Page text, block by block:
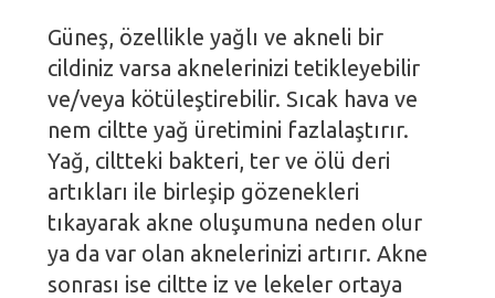
Güneş, özellikle yağlı ve akneli bir
cildiniz varsa aknelerinizi tetikleyebilir
ve/veya kötüleştirebilir. Sıcak hava ve
nem ciltte yağ üretimini fazlalaştırır.
Yağ, ciltteki bakteri, ter ve ölü deri
artıkları ile birleşip gözenekleri
tıkayarak akne oluşumuna neden olur
ya da var olan aknelerinizi artırır. Akne
sonrası ise ciltte iz ve lekeler ortaya